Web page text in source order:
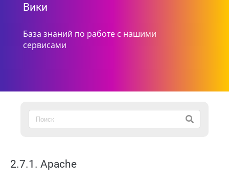
Вики
База знаний по работе с нашими
сервисами
2.7.1. Apache